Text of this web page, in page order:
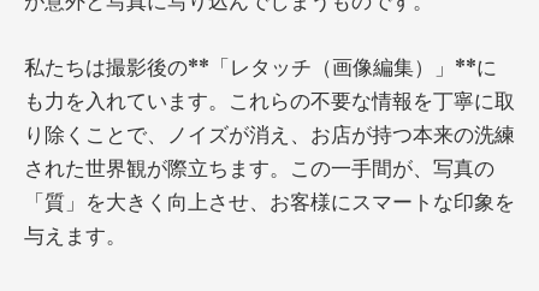
私たちは撮影後の**「レタッチ（画像編集）」**に
も力を入れています。これらの不要な情報を丁寧に取
り除くことで、ノイズが消え、お店が持つ本来の洗練
された世界観が際立ちます。この一手間が、写真の
「質」を大きく向上させ、お客様にスマートな印象を
与えます。